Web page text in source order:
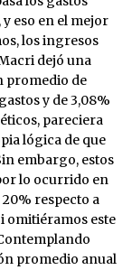
eso en el mejor
los ingresos
dejó una
promedio de
y de 3,08%
pareciera
lógica de que
embargo, estos
lo ocurrido en
respecto a
omitiéramos este
promedio anual